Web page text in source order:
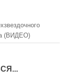
(ВИДЕО)